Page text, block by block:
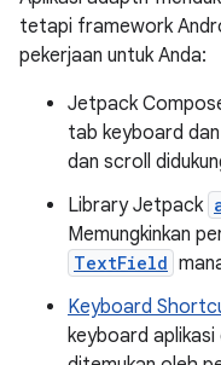
tetapi framework
pekerjaan untuk Anda:
Jetpack
tab keyboard
dan scroll
Library Jetpack
Memungkinkan
TextField
Keyboard
keyboard